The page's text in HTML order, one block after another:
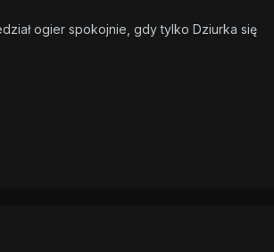
ogier spokojnie, gdy tylko Dziurka się